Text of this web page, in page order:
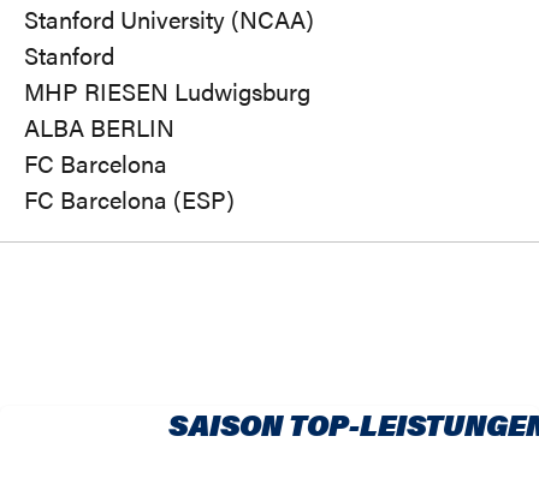
Stanford University (NCAA)
Stanford
MHP RIESEN Ludwigsburg
ALBA BERLIN
FC Barcelona
FC Barcelona (ESP)
SAISON TOP-